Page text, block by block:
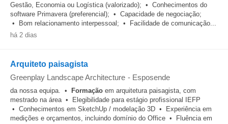
Gestão, Economia ou Logística (valorizado); • Conhecimentos do
software Primavera (preferencial); • Capacidade de negociação;
• Bom relacionamento interpessoal; • Facilidade de comunicação...
há 2 dias
Arquiteto paisagista
Greenplay Landscape Architecture - Esposende
da nossa equipa. • Formação em arquitetura paisagista, com
mestrado na área • Elegibilidade para estágio profissional IEFP
• Conhecimentos em SketchUp / modelação 3D • Experiência em
medições e orçamentos, incluindo domínio do Office • Fluência em